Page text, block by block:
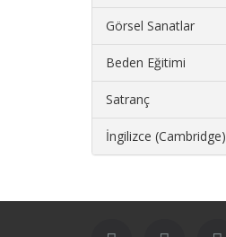
Görsel Sanatlar
Beden Eğitimi
Satranç
İngilizce (Cambridge)